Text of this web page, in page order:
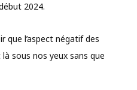
2024.
que l’aspect négatif des
sous nos yeux sans que